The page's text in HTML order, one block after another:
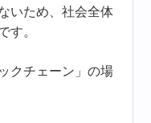
いため、社会全体
す。
クチェーン」の場